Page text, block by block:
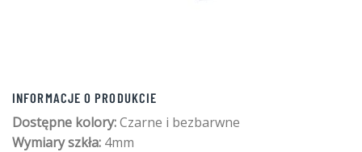
INFORMACJE O PRODUKCIE
Dostępne kolory:Czarne i bezbarwne
Wymiary szkła: 4mm